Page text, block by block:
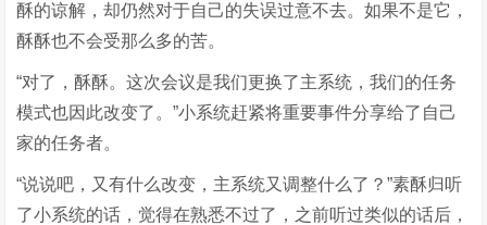
酥的谅解，却仍然对于自己的失误过意不去。如果不是它，
酥酥也不会受那么多的苦。
“对了，酥酥。这次会议是我们更换了主系统，我们的任务
模式也因此改变了。”小系统赶紧将重要事件分享给了自己
家的任务者。
“说说吧，又有什么改变，主系统又调整什么了？”素酥归听
了小系统的话，觉得在熟悉不过了，之前听过类似的话后，